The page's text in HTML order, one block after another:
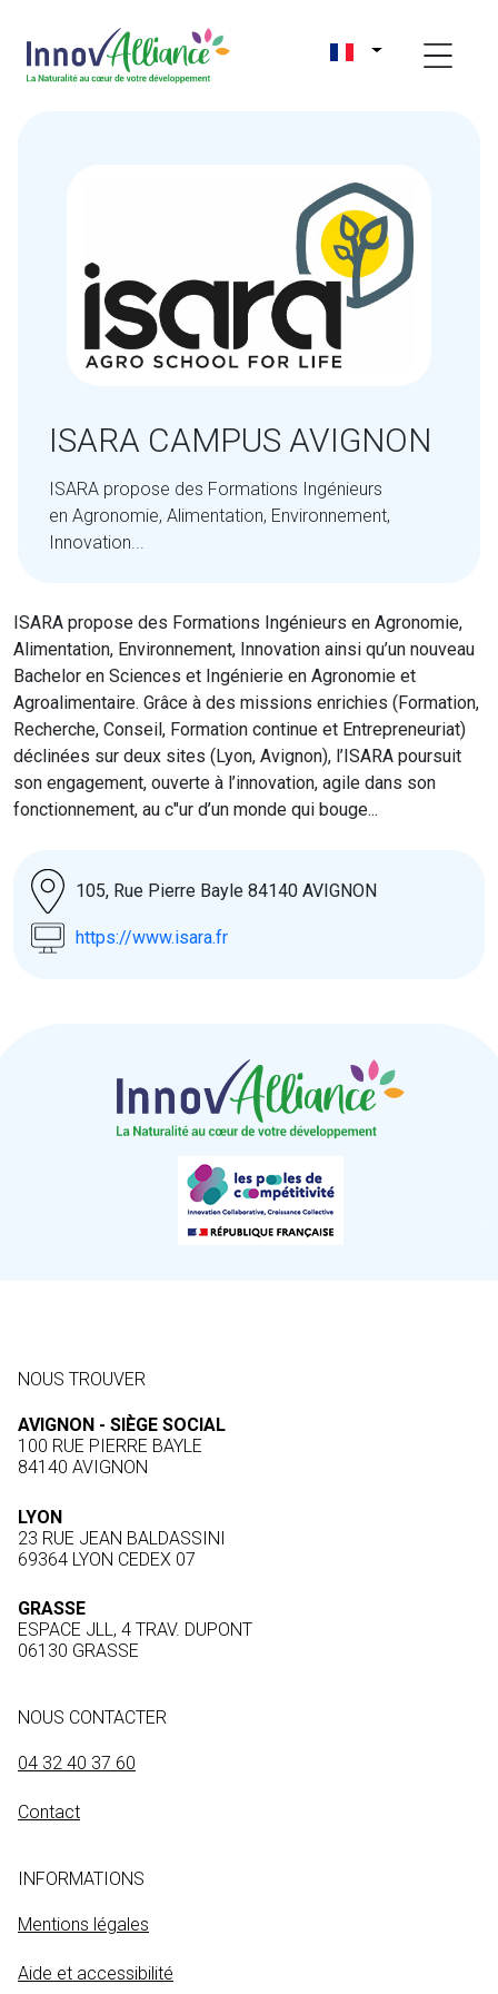
ISARA CAMPUS AVIGNON
ISARA propose des Formations Ingénieurs
en Agronomie, Alimentation, Environnement,
Innovation...
ISARA propose des Formations Ingénieurs en Agronomie,
Alimentation, Environnement, Innovation ainsi qu’un nouveau
Bachelor en Sciences et Ingénierie en Agronomie et
Agroalimentaire. Grâce à des missions enrichies (Formation,
Recherche, Conseil, Formation continue et Entrepreneuriat)
déclinées sur deux sites (Lyon, Avignon), l’ISARA poursuit
son engagement, ouverte à l’innovation, agile dans son
fonctionnement, au c"ur d’un monde qui bouge...
105, Rue Pierre Bayle 84140 AVIGNON
https://www.isara.fr
NOUS TROUVER
AVIGNON - SIÈGE SOCIAL
100 RUE PIERRE BAYLE
84140 AVIGNON
LYON
23 RUE JEAN BALDASSINI
69364 LYON CEDEX 07
GRASSE
ESPACE JLL, 4 TRAV. DUPONT
06130 GRASSE
NOUS CONTACTER
04 32 40 37 60
Contact
INFORMATIONS
Mentions légales
Aide et accessibilité